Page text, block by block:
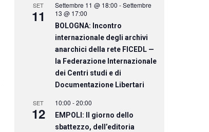
SET
11
Settembre 11 @ 18:00 -Settembre
13 @ 17:00
BOLOGNA: Incontro
internazionale degli archivi
anarchici della rete FICEDL —
la Federazione Internazionale
dei Centri studi e di
Documentazione Libertari
SET
12
10:00 -20:00
EMPOLI: Il giorno dello
sbattezzo, dell’editoria